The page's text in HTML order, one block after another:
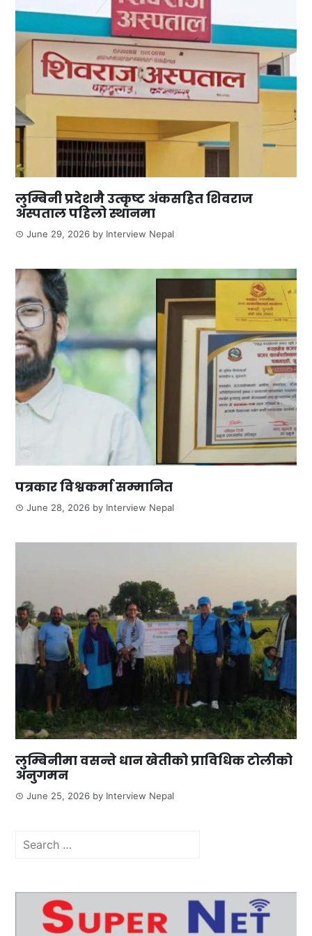
लुम्बिनी प्रदेशमै उत्कृष्ट अंकसहित शिवराज
अस्पताल पहिलो स्थानमा
June 29, 2026 by Interview Nepal
पत्रकार विश्वकर्मा सम्मानित
June 28, 2026 by Interview Nepal
लुम्बिनीमा वसन्ते धान खेतीको प्राविधिक टोलीको
अनुगमन
June 25, 2026 by Interview Nepal
Search